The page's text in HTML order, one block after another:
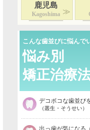
鹿児島
Kagoshima
こんな歯並びに悩んで
悩み別
矯正治療
デコボコな歯並び
（叢生・そうせい）
出っ歯が気になる